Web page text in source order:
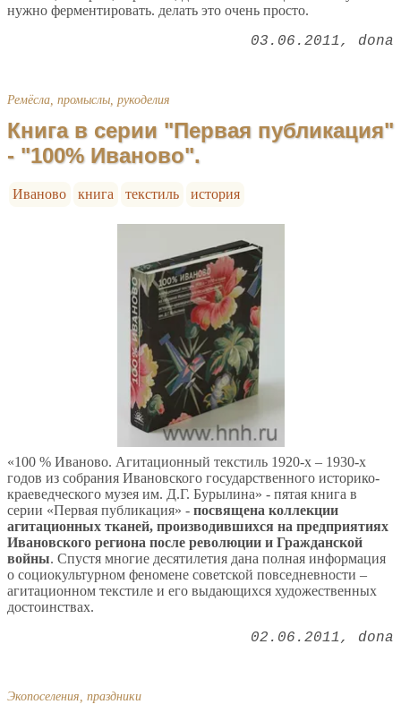
нужно ферментировать. делать это очень просто.
03.06.2011 dona
Ремёсла, промыслы, рукоделия
Книга в серии "Первая публикация"
- "100% Иваново".
Иваново книга текстиль история
«100 % Иваново. Агитационный текстиль 1920-х – 1930-х
годов из собрания Ивановского государственного историко-
краеведческого музея им. Д.Г. Бурылина» - пятая книга в
серии «Первая публикация» - посвящена коллекции
агитационных тканей, производившихся на предприятиях
Ивановского региона после революции и Гражданской
войны. Спустя многие десятилетия дана полная информация
о социокультурном феномене советской повседневности –
агитационном текстиле и его выдающихся художественных
достоинствах.
02.06.2011 dona
Экопоселения, праздники